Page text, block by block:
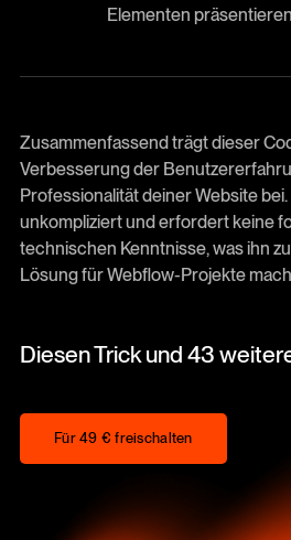
Elementen
Zusammenfassend trägt dieser
Verbesserung der
Professionalität deiner Website
unkompliziert und erfordert keine
technischen Kenntnisse, was ihn
Lösung für Webflow-Projekte
Diesen Trick und 43
Für 49 € freischalten
Für 49 € freischalten